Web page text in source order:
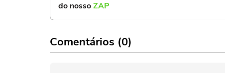
do nossoZAP
Comentários (0)